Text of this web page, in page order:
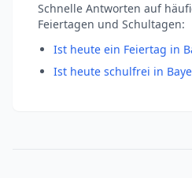
Schnelle Antworten auf
Feiertagen und Schultagen:
Ist heute ein Feiertag in
Ist heute schulfrei in